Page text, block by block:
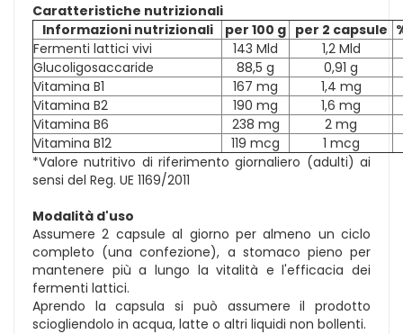
Caratteristiche nutrizionali
Informazioni nutrizionali
per 100 g per 2 capsule
Fermenti lattici vivi
143 Mld
1,2 Mld
Glucoligosaccaride
88,5 g
0,91 g
Vitamina B1
167 mg
1,4 mg
Vitamina B2
190 mg
1,6 mg
Vitamina B6
238 mg
2 mg
Vitamina B12
119 mcg
1 mcg
*Valore nutritivo di riferimento giornaliero (adulti) ai
sensi del Reg. UE 1169/2011
Modalità d'uso
Assumere 2 capsule al giorno per almeno un ciclo
completo (una confezione), a stomaco pieno per
mantenere più a lungo la vitalità e l'efficacia dei
fermenti lattici.
Aprendo la capsula si può assumere il prodotto
sciogliendolo in acqua, latte o altri liquidi non bollenti.